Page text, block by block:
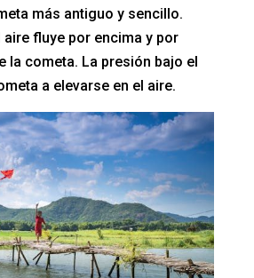
más antiguo y sencillo.
aire fluye por encima y por
la cometa. La presión bajo el
a elevarse en el aire.